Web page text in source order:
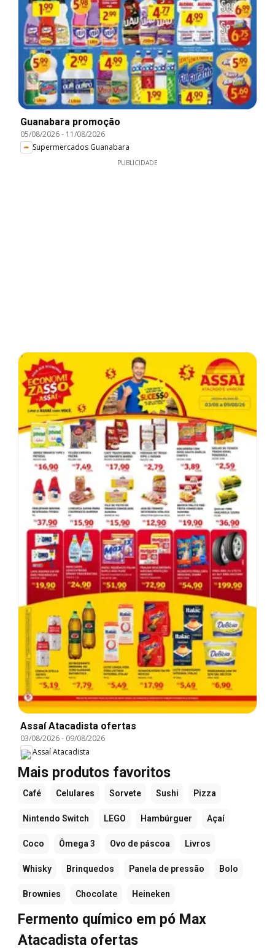
Guanabara promoção
05/08/2026- 11/08/2026
Supermercados Guanabara
PUBLICIDADE
Assaí Atacadista ofertas
03/08/2026- 09/08/2026
Assaí Atacadista
Mais produtos favoritos
Café Celulares Sorvete Sushi Pizza
Nintendo Switch LEGO Hambúrguer Açaí
Coco Ômega 3 Ovo de páscoa Livros
Whisky Brinquedos Panela de pressão Bolo
Brownies Chocolate Heineken
Fermento químico em pó Max
Atacadista ofertas